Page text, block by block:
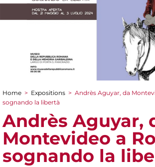
You are here
Home > Expositions > Andrès Aguyar, da
sognando la libertà
Andrès Aguyar,
Montevideo a
sognando la